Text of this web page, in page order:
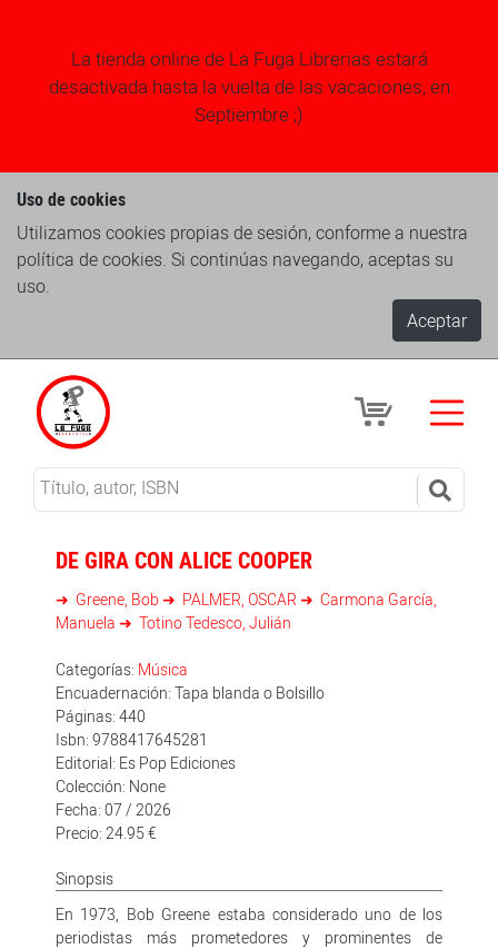
La tienda online de La Fuga Librerias estará
desactivada hasta la vuelta de las vacaciones, en
Septiembre ;)
Uso de cookies
Utilizamos cookies propias de sesión, conforme a nuestra
política de cookies. Si continúas navegando, aceptas su
uso.
Aceptar
DE GIRA CON ALICE COOPER
Greene, Bob PALMER, OSCAR
Carmona García,
Manuela
Totino Tedesco, Julián
Categorías: Música
Encuadernación: Tapa blanda o Bolsillo
Páginas: 440
Isbn: 9788417645281
Editorial: Es Pop Ediciones
Colección: None
Fecha: 07 / 2026
Precio: 24.95 €
Sinopsis
En 1973, Bob Greene estaba considerado uno de los
periodistas más prometedores y prominentes de